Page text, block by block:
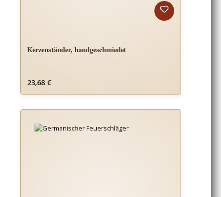
Kerzenständer, handgeschmiedet
Regulärer Preis:
23,68 €